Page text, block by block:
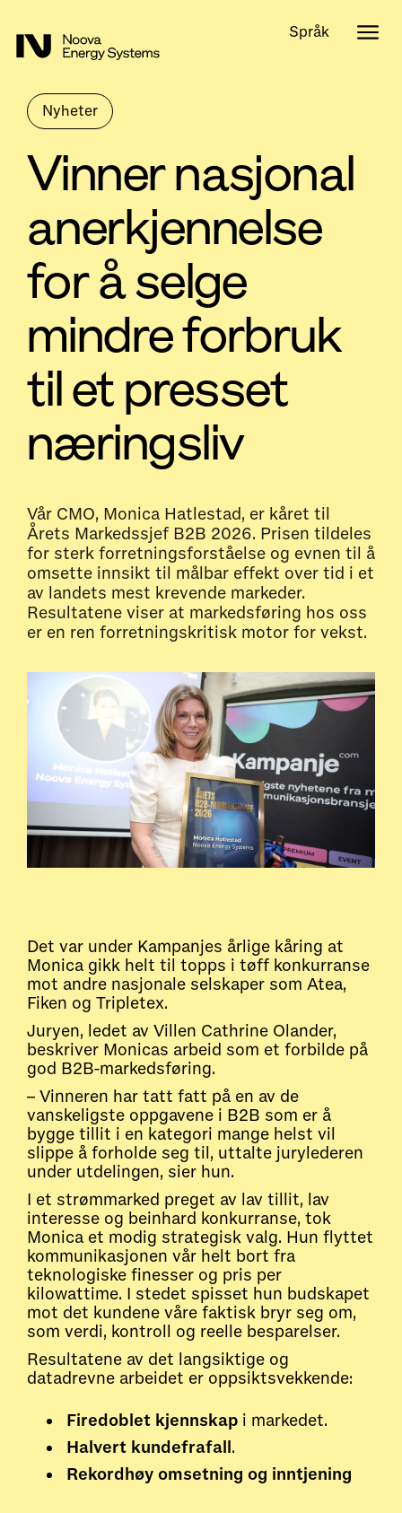
Nyheter
Vinner nasjonal
anerkjennelse
for å selge
mindre forbruk
til et presset
næringsliv
Vår CMO, Monica Hatlestad, er kåret til
Årets Markedssjef B2B 2026. Prisen tildeles
for sterk forretningsforståelse og evnen til å
omsette innsikt til målbar effekt over tid i et
av landets mest krevende markeder.
Resultatene viser at markedsføring hos oss
er en ren forretningskritisk motor for vekst.
Det var under Kampanjes årlige kåring at
Monica gikk helt til topps i tøff konkurranse
mot andre nasjonale selskaper som Atea,
Fiken og Tripletex.
Juryen, ledet av Villen Cathrine Olander,
beskriver Monicas arbeid som et forbilde på
god B2B-markedsføring.
– Vinneren har tatt fatt på en av de
vanskeligste oppgavene i B2B som er å
bygge tillit i en kategori mange helst vil
slippe å forholde seg til, uttalte jurylederen
under utdelingen, sier hun.
I et strømmarked preget av lav tillit, lav
interesse og beinhard konkurranse, tok
Monica et modig strategisk valg. Hun flyttet
kommunikasjonen vår helt bort fra
teknologiske finesser og pris per
kilowattime. I stedet spisset hun budskapet
mot det kundene våre faktisk bryr seg om,
som verdi, kontroll og reelle besparelser.
Resultatene av det langsiktige og
datadrevne arbeidet er oppsiktsvekkende:
Firedoblet kjennskap i markedet.
Halvert kundefrafall .
Rekordhøy omsetning og inntjening
Språk